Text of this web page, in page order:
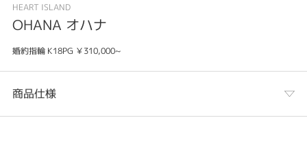
HEART ISLAND
OHANA オハナ
婚約指輪 K18PG ￥310,000~
商品仕様